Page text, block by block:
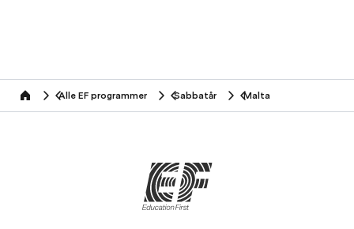
home Alle EF programmer Sabbatår Malta